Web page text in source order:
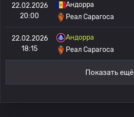
22.02.2026
20:00
Андорра
Реал Сарагоса
22.02.2026
18:15
Андорра
Реал Сарагоса
Показать ещё